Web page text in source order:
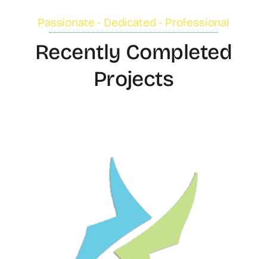
Passionate - Dedicated - Professional
Recently Completed
Projects